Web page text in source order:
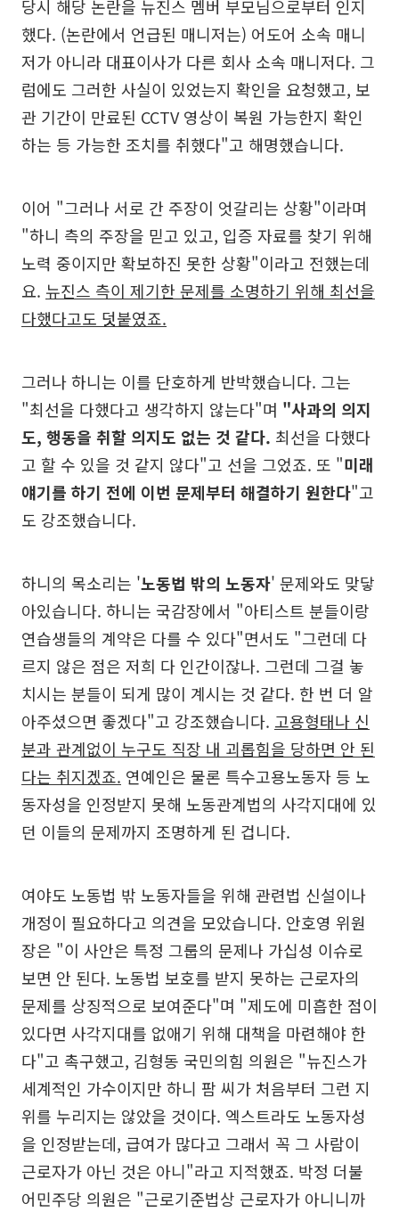
당시 해당 논란을 뉴진스 멤버 부모님으로부터 인지
했다. (논란에서 언급된 매니저는) 어도어 소속 매니
저가 아니라 대표이사가 다른 회사 소속 매니저다. 그
럼에도 그러한 사실이 있었는지 확인을 요청했고, 보
관 기간이 만료된 CCTV 영상이 복원 가능한지 확인
하는 등 가능한 조치를 취했다"고 해명했습니다.
이어 "그러나 서로 간 주장이 엇갈리는 상황"이라며
"하니 측의 주장을 믿고 있고, 입증 자료를 찾기 위해
노력 중이지만 확보하진 못한 상황"이라고 전했는데
요. 뉴진스 측이 제기한 문제를 소명하기 위해 최선을
다했다고도 덧붙였죠.
그러나 하니는 이를 단호하게 반박했습니다. 그는
"최선을 다했다고 생각하지 않는다"며 "사과의 의지
도, 행동을 취할 의지도 없는 것 같다. 최선을 다했다
고 할 수 있을 것 같지 않다"고 선을 그었죠. 또 "미래
얘기를 하기 전에 이번 문제부터 해결하기 원한다"고
도 강조했습니다.
하니의 목소리는 '노동법 밖의 노동자' 문제와도 맞닿
아있습니다. 하니는 국감장에서 "아티스트 분들이랑
연습생들의 계약은 다를 수 있다"면서도 "그런데 다
르지 않은 점은 저희 다 인간이잖나. 그런데 그걸 놓
치시는 분들이 되게 많이 계시는 것 같다. 한 번 더 알
아주셨으면 좋겠다"고 강조했습니다. 고용형태나 신
분과 관계없이 누구도 직장 내 괴롭힘을 당하면 안 된
다는 취지겠죠. 연예인은 물론 특수고용노동자 등 노
동자성을 인정받지 못해 노동관계법의 사각지대에 있
던 이들의 문제까지 조명하게 된 겁니다.
여야도 노동법 밖 노동자들을 위해 관련법 신설이나
개정이 필요하다고 의견을 모았습니다. 안호영 위원
장은 "이 사안은 특정 그룹의 문제나 가십성 이슈로
보면 안 된다. 노동법 보호를 받지 못하는 근로자의
문제를 상징적으로 보여준다"며 "제도에 미흡한 점이
있다면 사각지대를 없애기 위해 대책을 마련해야 한
다"고 촉구했고, 김형동 국민의힘 의원은 "뉴진스가
세계적인 가수이지만 하니 팜 씨가 처음부터 그런 지
위를 누리지는 않았을 것이다. 엑스트라도 노동자성
을 인정받는데, 급여가 많다고 그래서 꼭 그 사람이
근로자가 아닌 것은 아니"라고 지적했죠. 박정 더불
어민주당 의원은 "근로기준법상 근로자가 아니니까